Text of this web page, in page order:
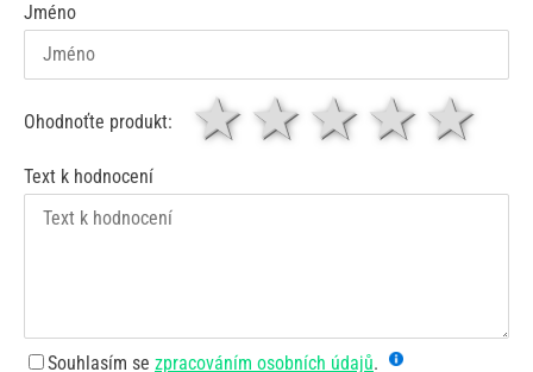
Jméno
Ohodnoťte produkt: 4
3
2 hvězdy
1 hvězda
Text k hodnocení
Souhlasím se zpracováním osobních údajů.